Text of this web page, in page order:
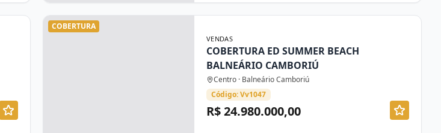
COBERTURA
VENDAS
COBERTURA ED SUMMER BEACH
BALNEÁRIO CAMBORIÚ
Centro · Balneário Camboriú
Código: Vv1047
R$ 24.980.000,00